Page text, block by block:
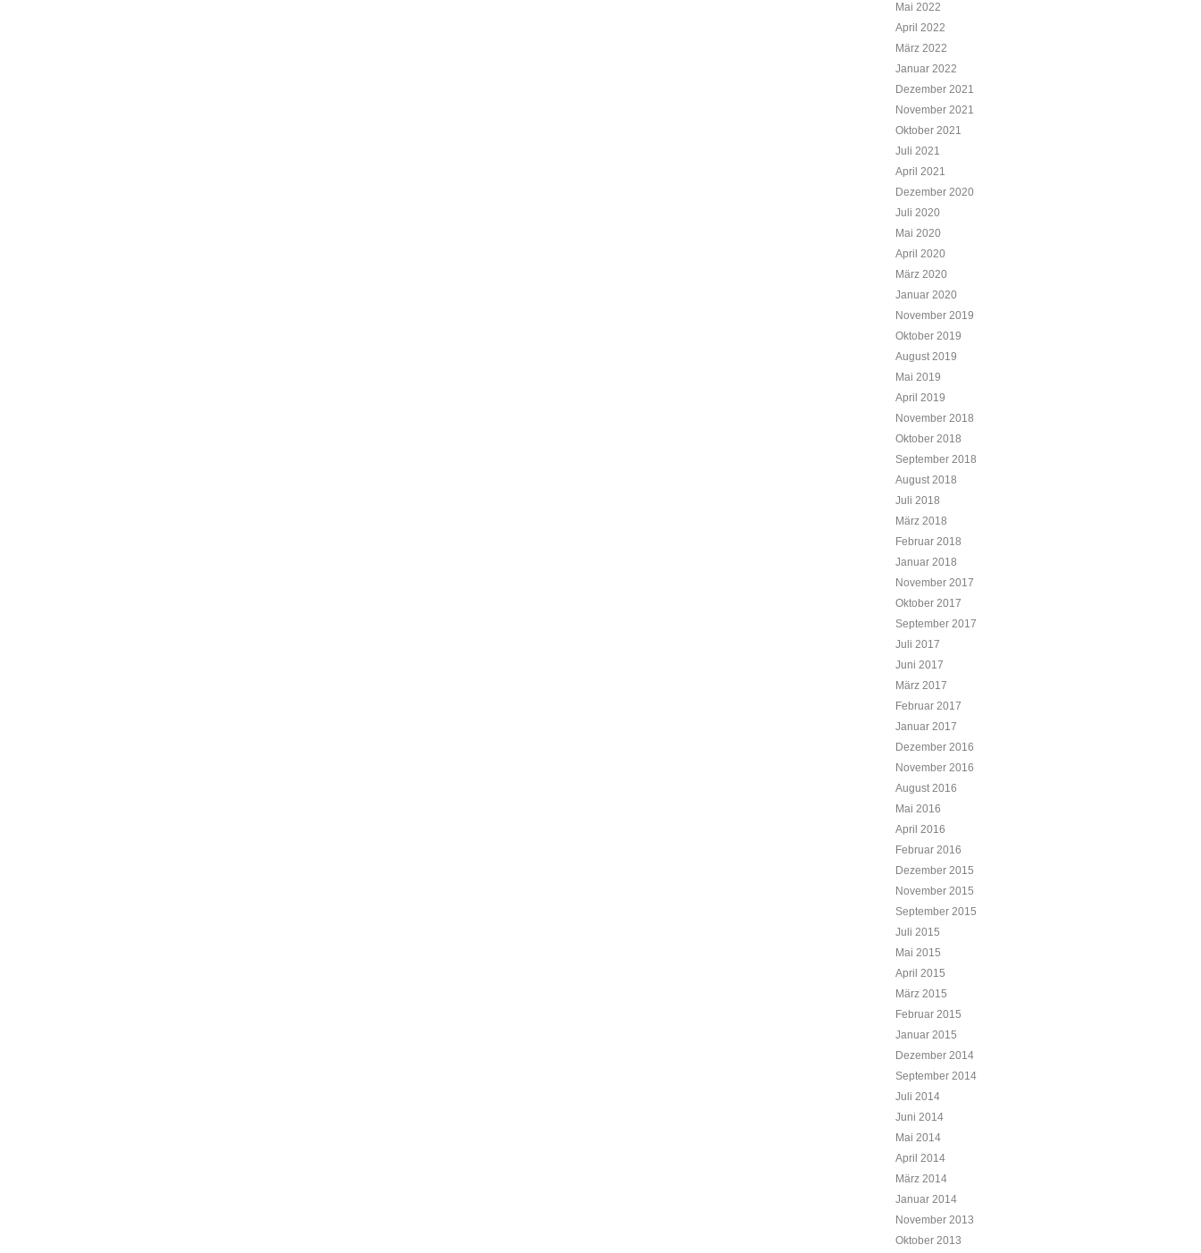
Mai 2022
April 2022
März 2022
Januar 2022
Dezember 2021
November 2021
Oktober 2021
Juli 2021
April 2021
Dezember 2020
Juli 2020
Mai 2020
April 2020
März 2020
Januar 2020
November 2019
Oktober 2019
August 2019
Mai 2019
April 2019
November 2018
Oktober 2018
September 2018
August 2018
Juli 2018
März 2018
Februar 2018
Januar 2018
November 2017
Oktober 2017
September 2017
Juli 2017
Juni 2017
März 2017
Februar 2017
Januar 2017
Dezember 2016
November 2016
August 2016
Mai 2016
April 2016
Februar 2016
Dezember 2015
November 2015
September 2015
Juli 2015
Mai 2015
April 2015
März 2015
Februar 2015
Januar 2015
Dezember 2014
September 2014
Juli 2014
Juni 2014
Mai 2014
April 2014
März 2014
Januar 2014
November 2013
Oktober 2013